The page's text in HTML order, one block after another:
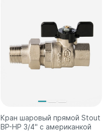
Кран шаровый прямой Stout
ВР-HР 3/4" с американкой